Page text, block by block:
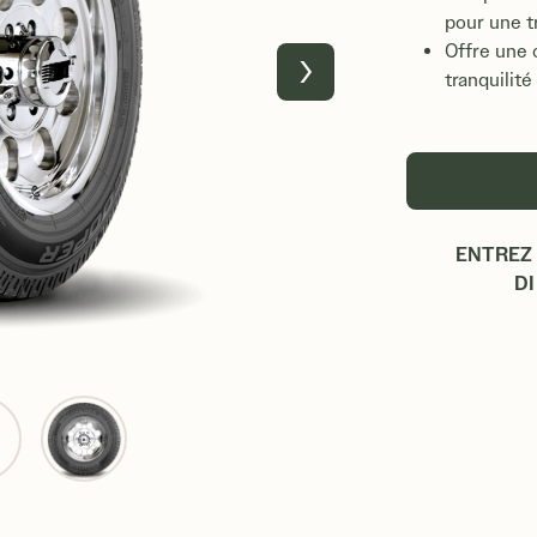
Suivant
pour une
Offre une
tranquilité